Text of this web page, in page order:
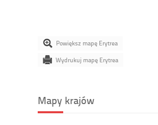
Powiększ mapę Erytrea
Wydrukuj mapę Erytrea
Mapy krajów